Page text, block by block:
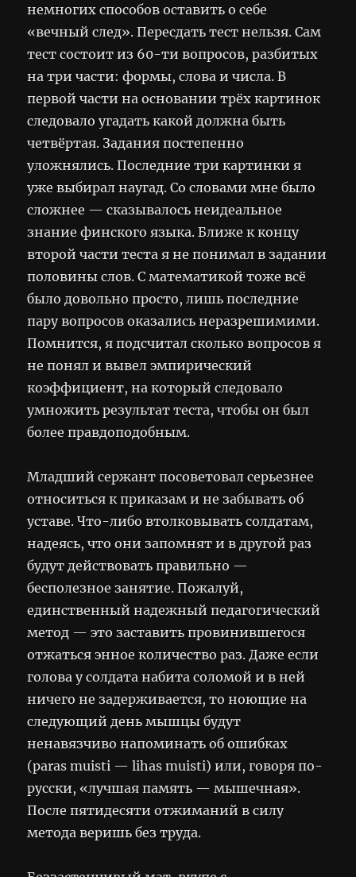
немногих способов оставить о себе
«вечный след». Пересдать тест нельзя. Сам
тест состоит из 60-ти вопросов, разбитых
на три части: формы, слова и числа. В
первой части на основании трёх картинок
следовало угадать какой должна быть
четвёртая. Задания постепенно
уложнялись. Последние три картинки я
уже выбирал наугад. Со словами мне было
сложнее — сказывалось неидеальное
знание финского языка. Ближе к концу
второй части теста я не понимал в задании
половины слов. С математикой тоже всё
было довольно просто, лишь последние
пару вопросов оказались неразрешимими.
Помнится, я подсчитал сколько вопросов я
не понял и вывел эмпирический
коэффициент, на который следовало
умножить результат теста, чтобы он был
более правдоподобным.
Младший сержант посоветовал серьезнее
относиться к приказам и не забывать об
уставе. Что-либо втолковывать солдатам,
надеясь, что они запомнят и в другой раз
будут действовать правильно —
бесполезное занятие. Пожалуй,
единственный надежный педагогический
метод — это заставить провинившегося
отжаться энное количество раз. Даже если
голова у солдата набита соломой и в ней
ничего не задерживается, то ноющие на
следующий день мышцы будут
ненавязчиво напоминать об ошибках
(paras muisti — lihas muisti) или, говоря по-
русски, «лучшая память — мышечная».
После пятидесяти отжиманий в силу
метода веришь без труда.